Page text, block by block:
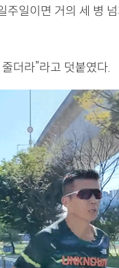
주일이면 거의 세 병
더라”라고 덧붙였다.